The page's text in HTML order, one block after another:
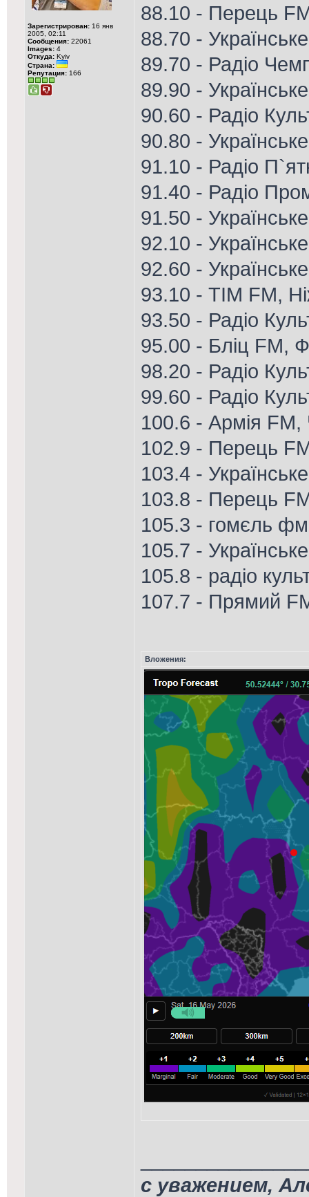
Зарегистрирован: 16 янв
2005, 02:11
Сообщения: 22061
Images: 4
Откуда: Kyiv
Страна:
Репутация: 166
88.10 - Перець
88.70 -
89.70 - Радіо
89.90 -
90.60 - Радіо
90.80 -
91.10 - Радіо
91.40 - Радіо
91.50 -
92.10 -
92.60 -
93.10 - ТІМ FM,
93.50 - Радіо
95.00 - Бліц FM,
98.20 - Радіо
99.60 - Радіо
100.6 - Армія FM,
102.9 - Перець
103.4 -
103.8 - Перець
105.3 - гомєль
105.7 -
105.8 - радіо
107.7 - Прямий
Вложения:
с уважением,